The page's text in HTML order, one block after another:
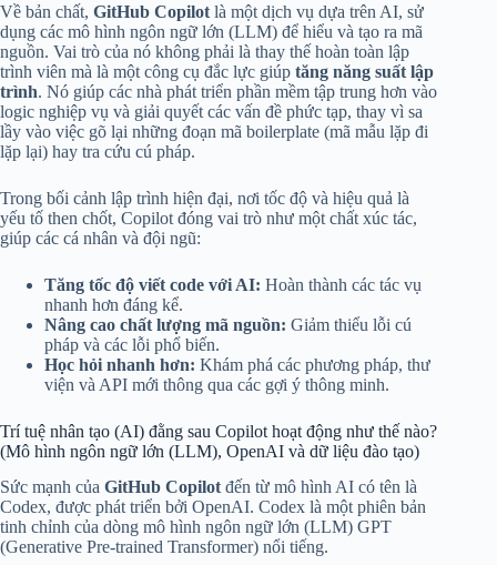
Về bản chất, GitHub Copilot là một dịch vụ dựa trên AI, sử
dụng các mô hình ngôn ngữ lớn (LLM) để hiểu và tạo ra mã
nguồn. Vai trò của nó không phải là thay thế hoàn toàn lập
trình viên mà là một công cụ đắc lực giúp tăng năng suất lập
trình. Nó giúp các nhà phát triển phần mềm tập trung hơn vào
logic nghiệp vụ và giải quyết các vấn đề phức tạp, thay vì sa
lầy vào việc gõ lại những đoạn mã boilerplate (mã mẫu lặp đi
lặp lại) hay tra cứu cú pháp.
Trong bối cảnh lập trình hiện đại, nơi tốc độ và hiệu quả là
yếu tố then chốt, Copilot đóng vai trò như một chất xúc tác,
giúp các cá nhân và đội ngũ:
Tăng tốc độ viết code với AI: Hoàn thành các tác vụ
nhanh hơn đáng kể.
Nâng cao chất lượng mã nguồn: Giảm thiểu lỗi cú
pháp và các lỗi phổ biến.
Học hỏi nhanh hơn: Khám phá các phương pháp, thư
viện và API mới thông qua các gợi ý thông minh.
Trí tuệ nhân tạo (AI) đằng sau Copilot hoạt động như thế nào?
(Mô hình ngôn ngữ lớn (LLM), OpenAI và dữ liệu đào tạo)
Sức mạnh của GitHub Copilot đến từ mô hình AI có tên là
Codex, được phát triển bởi OpenAI. Codex là một phiên bản
tinh chỉnh của dòng mô hình ngôn ngữ lớn (LLM) GPT
(Generative Pre-trained Transformer) nổi tiếng.